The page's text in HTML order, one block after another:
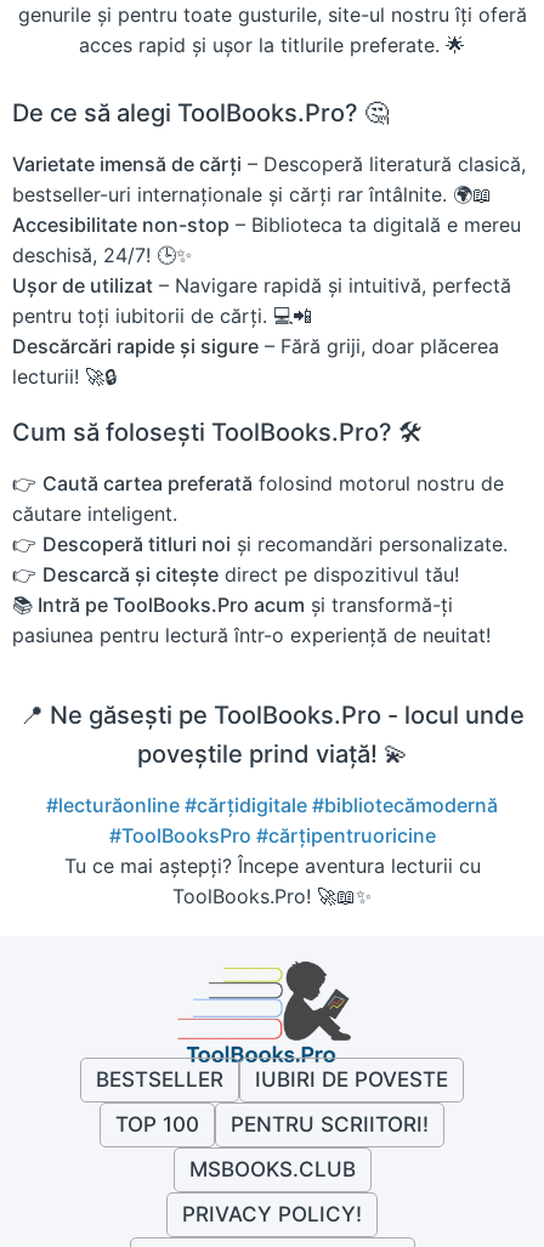
genurile și pentru toate gusturile, site-ul nostru îți oferă
acces rapid și ușor la titlurile preferate. 🌟
De ce să alegi ToolBooks.Pro? 🤔
Varietate imensă de cărți – Descoperă literatură clasică,
bestseller-uri internaționale și cărți rar întâlnite. 🌍📖
Accesibilitate non-stop – Biblioteca ta digitală e mereu
deschisă, 24/7! 🕒✨
Ușor de utilizat – Navigare rapidă și intuitivă, perfectă
pentru toți iubitorii de cărți. 💻📲
Descărcări rapide și sigure – Fără griji, doar plăcerea
lecturii! 🚀🔒
Cum să folosești ToolBooks.Pro? 🛠️
👉 Caută cartea preferată folosind motorul nostru de
căutare inteligent.
👉 Descoperă titluri noi și recomandări personalizate.
👉 Descarcă și citește direct pe dispozitivul tău!
📚 Intră pe ToolBooks.Pro acum și transformă-ți
pasiunea pentru lectură într-o experiență de neuitat!
📍 Ne găsești pe ToolBooks.Pro - locul unde
poveștile prind viață! 💫
#lecturăonline #cărțidigitale #bibliotecămodernă
#ToolBooksPro #cărțipentruoricine
Tu ce mai aștepți? Începe aventura lecturii cu
ToolBooks.Pro! 🚀📖✨
BESTSELLER
IUBIRI DE POVESTE
TOP 100
PENTRU SCRIITORI!
MSBOOKS.CLUB
PRIVACY POLICY!